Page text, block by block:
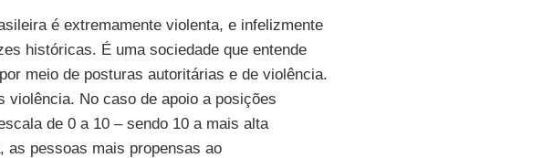
é extremamente violenta, e infelizmente
históricas. É uma sociedade que entende
meio de posturas autoritárias e de violência.
No caso de apoio a posições
de 0 a 10 – sendo 10 a mais alta
as pessoas mais propensas ao